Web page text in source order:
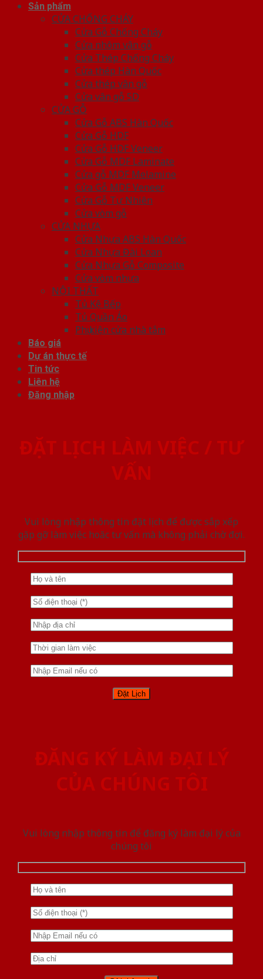
Sản phẩm
CỬA CHỐNG CHÁY
Cửa Gỗ Chống Cháy
Cửa nhôm vân gỗ
Cửa Thép Chống Cháy
Cửa thép Hàn Quốc
Cửa thép vân gỗ
Cửa vân gỗ 5D
CỬA GỖ
Cửa Gỗ ABS Hàn Quốc
Cửa Gỗ HDF
Cửa Gỗ HDF Veneer
Cửa Gỗ MDF Laminate
Cửa gỗ MDF Melamine
Cửa Gỗ MDF Veneer
Cửa Gỗ Tự Nhiên
Cửa vòm gỗ
CỬA NHỰA
Cửa Nhựa ABS Hàn Quốc
Cửa Nhựa Đài Loan
Cửa Nhựa Gỗ Composite
Cửa vòm nhựa
NỘI THẤT
Tủ Kệ Bếp
Tủ Quần Áo
Phụ kiện cửa nhà tắm
Báo giá
Dự án thực tế
Tin tức
Liên hệ
Đăng nhập
ĐẶT LỊCH LÀM VIỆC / TƯ
VẤN
Vui lòng nhập thông tin đặt lịch để được sắp xếp
gặp gỡ làm việc hoăc tư vấn mà không phải chờ đợi.
ĐĂNG KÝ LÀM ĐẠI LÝ
CỦA CHÚNG TÔI
Vui lòng nhập thông tin để đăng ký làm đại lý của
chúng tôi